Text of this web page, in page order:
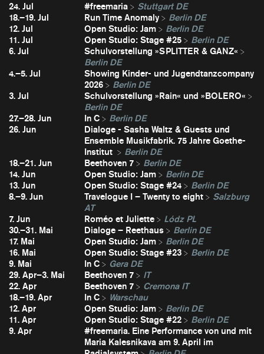
24. Jul #freemaria
Stuttgart DE
18.–19. Jul
Run Time Anomaly
Berlin DE
12. Jul
Open Studio: Jam
Berlin DE
11. Jul
Open Studio: Stage #25
Berlin DE
6. Jul
Schulvorstellung »SPLITTER & GANZ«
Berlin DE
4.–5. Jul
Showing Kinder- und Jugendtanzcompany
2026
Berlin DE
3. Jul
Schulvorstellung »Rain« und »BOLERO«
Berlin DE
27.–28. Jun
In C
Berlin DE
26. Jun
Dialoge - Sasha Waltz & Guests und
Ensemble Musikfabrik. 75 Jahre Goethe-
Institut
Berlin DE
18.–21. Jun
Beethoven 7
Berlin DE
14. Jun
Open Studio: Jam
Berlin DE
13. Jun
Open Studio: Stage #24
Berlin DE
8.–9. Jun
Travelogue I – Twenty to eight
Salzburg
AT
7. Jun
Roméo et Juliette
Lódz PL
30.–31. Mai
Dialoge – Reethaus
Berlin DE
17. Mai
Open Studio: Jam
Berlin DE
16. Mai
Open Studio: Stage #23
Berlin DE
9. Mai
In C
Gera DE
29. Apr–3. Mai
Beethoven 7
IT
22. Apr
Beethoven 7
Cremona IT
18.–19. Apr
In C
Warschau
12. Apr
Open Studio: Jam
Berlin DE
11. Apr
Open Studio: Stage #22
Berlin DE
9. Apr
#freemaria. Eine Performance von und mit
Maria Kalesnikava am 9. April im